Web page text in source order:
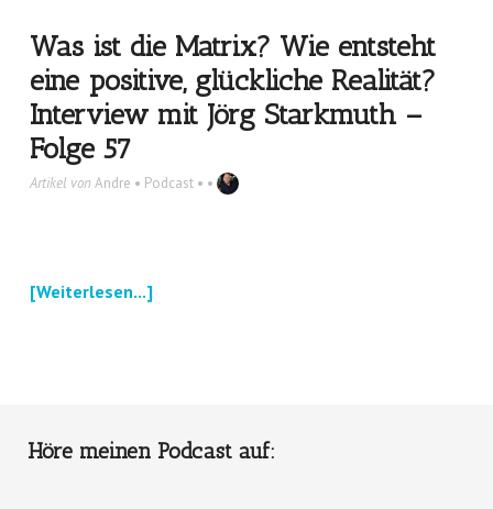
Was ist die Matrix? Wie entsteht
eine positive, glückliche Realität?
Interview mit Jörg Starkmuth –
Folge 57
Artikel von Andre • Podcast• •
[Weiterlesen...]
Höre meinen Podcast auf: